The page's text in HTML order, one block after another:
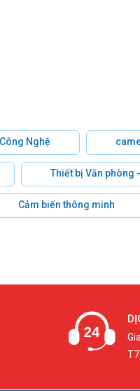
Nghệ
Thiết bị Văn phòng
Cảm biến thông minh
T7